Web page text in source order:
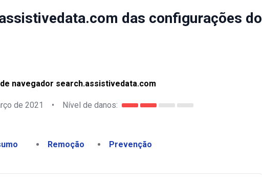
das configurações do
navegador search.assistivedata.com
de 2021 • Nível de danos:
Remoção Prevenção